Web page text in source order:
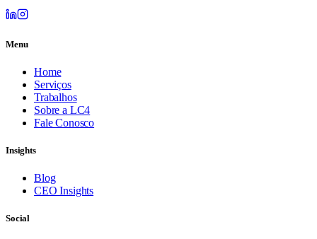
Menu
Home
Serviços
Trabalhos
Sobre a LC4
Fale Conosco
Insights
Blog
CEO Insights
Social